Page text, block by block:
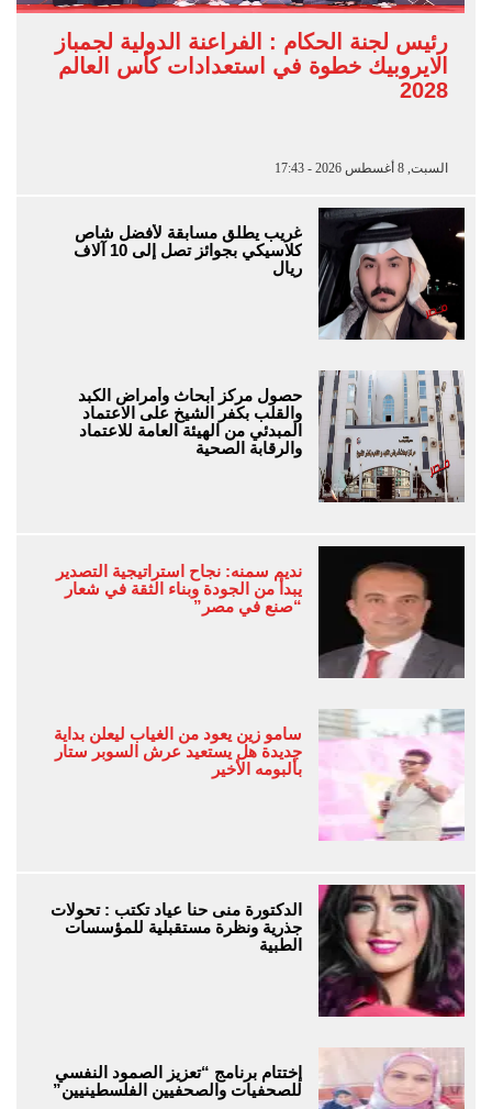
رئيس لجنة الحكام : الفراعنة الدولية لجمباز
الايروبيك خطوة في استعدادات كأس العالم
2028
السبت, 8 أغسطس 2026 - 17:43
غريب يطلق مسابقة لأفضل شاص
كلاسيكي بجوائز تصل إلى 10 آلاف
ريال
حصول مركز أبحاث وأمراض الكبد
والقلب بكفر الشيخ على الاعتماد
المبدئي من الهيئة العامة للاعتماد
والرقابة الصحية
نديم سمنه: نجاح استراتيجية التصدير
يبدأ من الجودة وبناء الثقة في شعار
“صنع في مصر”
سامو زين يعود من الغياب ليعلن بداية
جديدة هل يستعيد عرش السوبر ستار
بألبومه الأخير
الدكتورة منى حنا عياد تكتب : تحولات
جذرية ونظرة مستقبلية للمؤسسات
الطبية
إختتام برنامج “تعزيز الصمود النفسي
للصحفيات والصحفيين الفلسطينيين”